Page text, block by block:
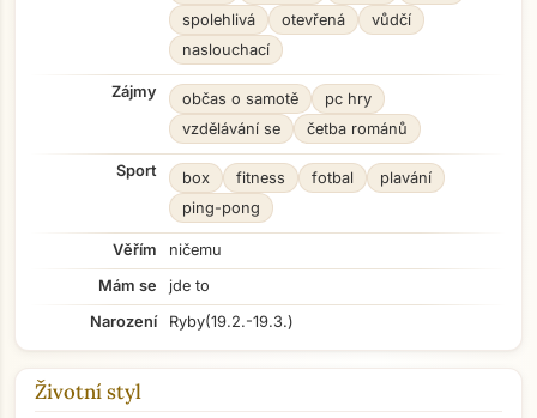
spolehlivá
otevřená
vůdčí
naslouchací
Zájmy občas o samotě
pc hry
vzdělávání se
četba románů
Sport box fitness fotbal
plavání
ping-pong
Věřím
ničemu
Mám se
jde to
Narození
Ryby(19.2.-19.3.)
Životní styl